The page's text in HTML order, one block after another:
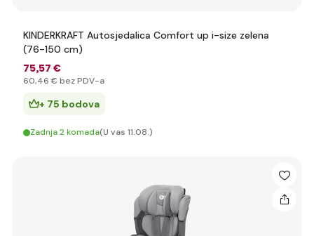
KINDERKRAFT Autosjedalica Comfort up i-size zelena
(76-150 cm)
75,57 €
60,46 € bez PDV-a
+ 75 bodova
Zadnja 2 komada(U vas 11.08.)